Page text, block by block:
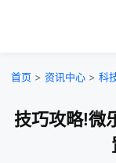
首页 > 资讯中心 > 科
技巧攻略!微